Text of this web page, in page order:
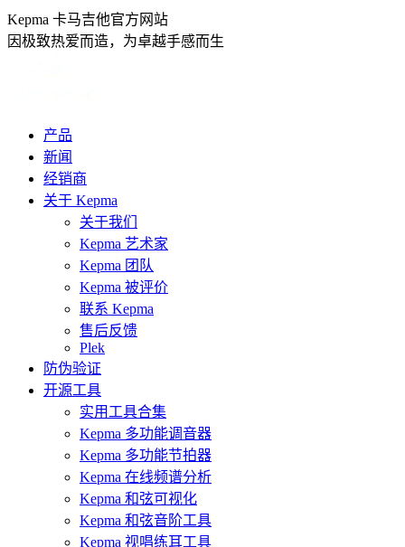
跳
转
Kepma 卡马吉他官方网站
因极致热爱而造，为卓越手感而生
产品
新闻
经销商
关于 Kepma
关于我们
Kepma 艺术家
Kepma 团队
Kepma 被评价
联系 Kepma
售后反馈
Plek
防伪验证
开源工具
实用工具合集
Kepma 多功能调音器
Kepma 多功能节拍器
Kepma 在线频谱分析
Kepma 和弦可视化
Kepma 和弦音阶工具
Kepma 视唱练耳工具